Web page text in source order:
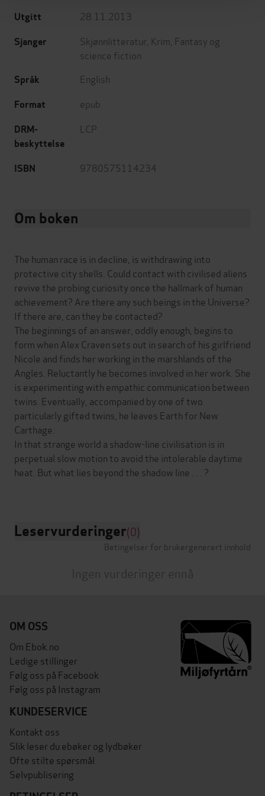
Utgitt 28.11.2013
Sjanger Skjønnlitteratur Krim Fantasy og
science fiction
Språk English
Format epub
DRM-
beskyttelse
LCP
ISBN 9780575114234
Om boken
The human race is in decline, is withdrawing into
protective city shells. Could contact with civilised aliens
revive the probing curiosity once the hallmark of human
achievement? Are there any such beings in the Universe?
If there are, can they be contacted?
The beginnings of an answer, oddly enough, begins to
form when Alex Craven sets out in search of his girlfriend
Nicole and finds her working in the marshlands of the
Angles. Reluctantly he becomes involved in her work. She
is experimenting with empathic communication between
twins. Eventually, accompanied by one of two
particularly gifted twins, he leaves Earth for New
Carthage.
In that strange world a shadow-line civilisation is in
perpetual slow motion to avoid the intolerable daytime
heat. But what lies beyond the shadow line . . . ?
Leservurderinger(0)
Betingelser for brukergenerert innhold
Ingen vurderinger ennå
OM OSS
Om Ebok.no
Ledige stillinger
Følg oss på Facebook
Følg oss på Instagram
KUNDESERVICE
Kontakt oss
Slik leser du ebøker og lydbøker
Ofte stilte spørsmål
Selvpublisering